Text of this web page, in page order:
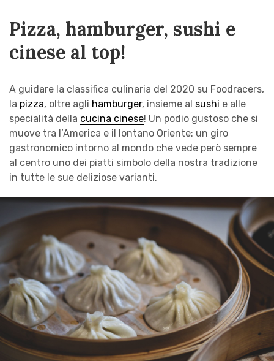
Pizza, hamburger, sushi e
cinese al top!
A guidare la classifica culinaria del 2020 su Foodracers,
la pizza, oltre agli hamburger, insieme al sushi e alle
specialità della cucina cinese! Un podio gustoso che si
muove tra l’America e il lontano Oriente: un giro
gastronomico intorno al mondo che vede però sempre
al centro uno dei piatti simbolo della nostra tradizione
in tutte le sue deliziose varianti.